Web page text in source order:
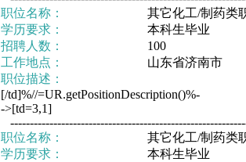
职位名称：
其它化工/制药类
学历要求：
本科生毕业
招聘人数：
100
工作地点：
山东省济南市
职位描述：
[/td]%//=UR.getPositionDescription()%-
->[td=3,1]
职位名称：
其它化工/制药类
学历要求：
本科生毕业